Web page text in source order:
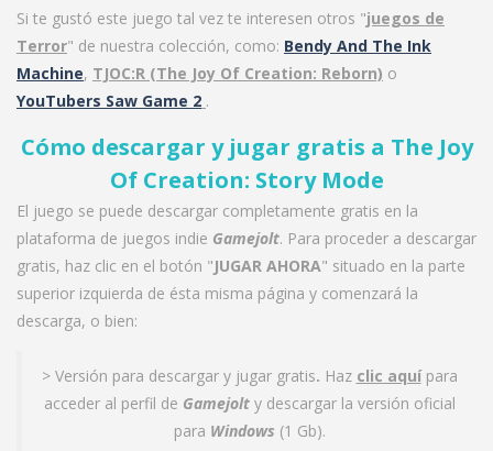
Si te gustó este juego tal vez te interesen otros "juegos de
Terror" de nuestra colección, como: Bendy And The Ink
Machine, TJOC:R (The Joy Of Creation: Reborn) o
YouTubers Saw Game 2 .
Cómo descargar y jugar gratis a The Joy
Of Creation: Story Mode
El juego se puede descargar completamente gratis en la
plataforma de juegos indie Gamejolt. Para proceder a descargar
gratis, haz clic en el botón "JUGAR AHORA" situado en la parte
superior izquierda de ésta misma página y comenzará la
descarga, o bien:
> Versión para descargar y jugar gratis. Haz clic aquípara
acceder al perfil de Gamejolty descargar la versión oficial
para Windows (1 Gb).